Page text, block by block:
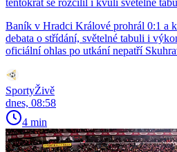
tentokrát se rozčílil i kvůli světelné
Baník v Hradci Králové prohrál 0:1 a
debata o střídání, světelné tabuli i
oficiální ohlas po utkání nepatří
SportyŽivě
dnes, 08:58
4 min